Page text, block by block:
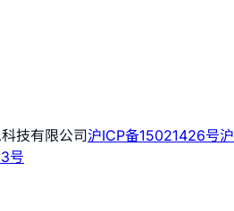
技有限公司沪ICP备15021426号沪
号